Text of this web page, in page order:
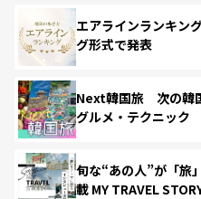
エアラインランキン
グ形式で発表
Next韓国旅 次の韓
グルメ・テクニック
旬な“あの人”が「旅
載 MY TRAVEL